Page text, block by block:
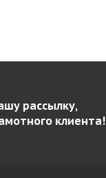
рассылку,
клиента!